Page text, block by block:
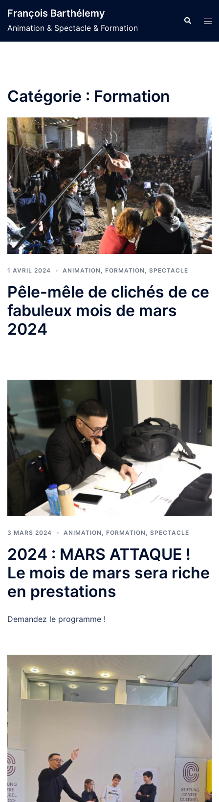
au
contenu
François Barthélemy
Animation & Spectacle & Formation
Catégorie : Formation
1 AVRIL 2024 ANIMATION FORMATION SPECTACLE
Pêle-mêle de clichés de ce
fabuleux mois de mars
2024
3 MARS 2024 ANIMATION FORMATION SPECTACLE
2024 : MARS ATTAQUE !
Le mois de mars sera riche
en prestations
Demandez le programme !